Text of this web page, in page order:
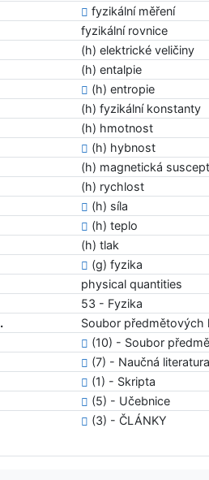
fyzikální měření
fyzikální rovnice
(h) elektrické veličiny
(h) entalpie
(h) entropie
(h) fyzikální konstanty
(h) hmotnost
(h) hybnost
(h) magnetická
(h) rychlost
(h) síla
(h) teplo
(h) tlak
(g) fyzika
physical quantities
53 - Fyzika
Soubor předmětových
(10) - Soubor
(7) - Naučná literatura
(1) - Skripta
(5) - Učebnice
(3) - ČLÁNKY